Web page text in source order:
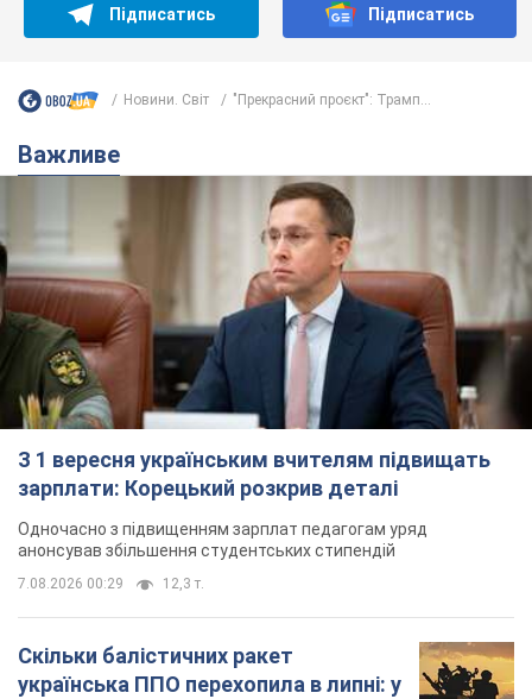
Підписатись Підписатись
Новини. Світ "Прекрасний проєкт": Трамп...
Важливе
З 1 вересня українським вчителям підвищать
зарплати: Корецький розкрив деталі
Одночасно з підвищенням зарплат педагогам уряд
анонсував збільшення студентських стипендій
7.08.2026 00:29 12,3 т.
Скільки балістичних ракет
українська ППО перехопила в липні: у